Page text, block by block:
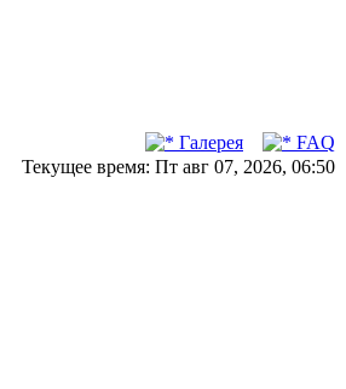
Галерея
FAQ
Текущее время: Пт авг 07, 2026, 06:50